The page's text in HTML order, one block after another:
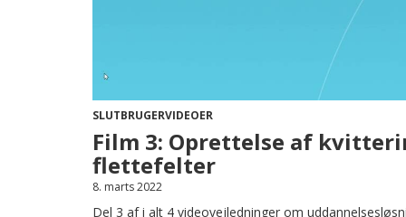
SLUTBRUGERVIDEOER
Film 3: Oprettelse af
flettefelter
8. marts 2022
Del 3 af i alt 4 videovejledninger om